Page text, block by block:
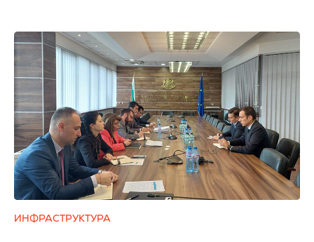
ИНФРАСТРУКТУРА